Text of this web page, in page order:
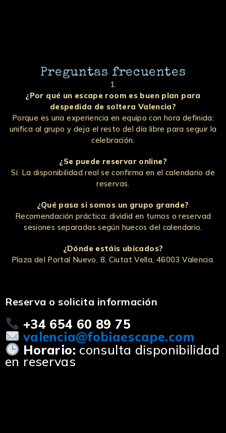
Preguntas frecuentes
¿Por qué un escape room es buen plan para
despedida de soltera Valencia?
Porque es una experiencia en equipo con hora definida:
unifica al grupo y deja el resto del día libre para seguir la
celebración.
¿Se puede reservar online?
Sí. La disponibilidad real se confirma en el calendario de
reservas.
¿Qué pasa si somos un grupo grande?
Recomendación práctica: dividid en turnos o reservad
sesiones separadas según huecos del calendario.
¿Dónde estáis ubicados?
Plaza del Portal Nuevo, 8, Ciutat Vella, 46003 Valencia.
Reserva o solicita información
+34 654 60 89 75
valencia@fobiaescape.com
Horario: consulta disponibilidad
en reservas